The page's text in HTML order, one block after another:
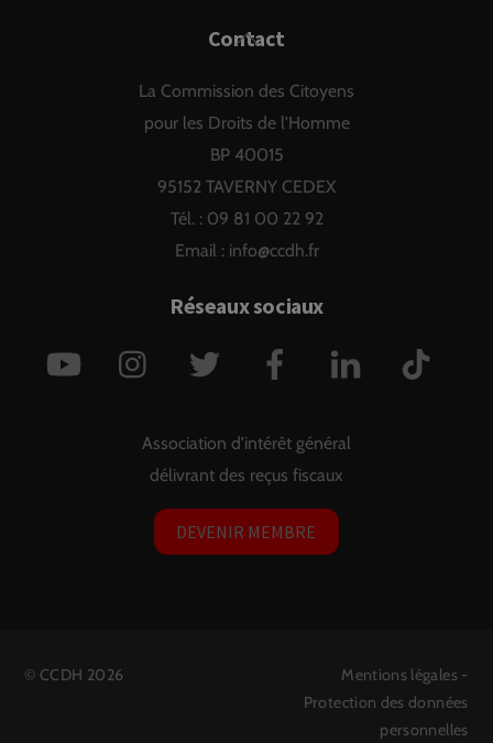
Back
Top
Contact
La Commission des Citoyens
pour les Droits de l'Homme
BP 40015
95152 TAVERNY CEDEX
Tél. : 09 81 00 22 92
Email : info@ccdh.fr
Réseaux sociaux
YouTube Instagram Twitter Facebook LinkedIn
Association d'intérêt général
délivrant des reçus fiscaux
DEVENIR MEMBRE
© CCDH 2026 Mentions légales -
Protection des données
personnelles